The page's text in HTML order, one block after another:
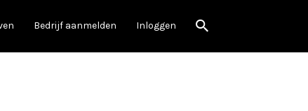
Bedrijf aanmelden Inloggen